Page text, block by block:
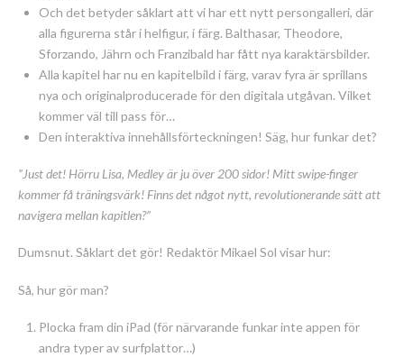
Och det betyder såklart att vi har ett nytt persongalleri, där
alla figurerna står i helfigur, i färg. Balthasar, Theodore,
Sforzando, Jährn och Franzibald har fått nya karaktärsbilder.
Alla kapitel har nu en kapitelbild i färg, varav fyra är sprillans
nya och originalproducerade för den digitala utgåvan. Vilket
kommer väl till pass för…
Den interaktiva innehållsförteckningen! Säg, hur funkar det?
”Just det! Hörru Lisa, Medley är ju över 200 sidor! Mitt swipe-finger
kommer få träningsvärk! Finns det något nytt, revolutionerande sätt att
navigera mellan kapitlen?”
Dumsnut. Såklart det gör! Redaktör Mikael Sol visar hur:
Så, hur gör man?
Plocka fram din iPad (för närvarande funkar inte appen för
andra typer av surfplattor…)